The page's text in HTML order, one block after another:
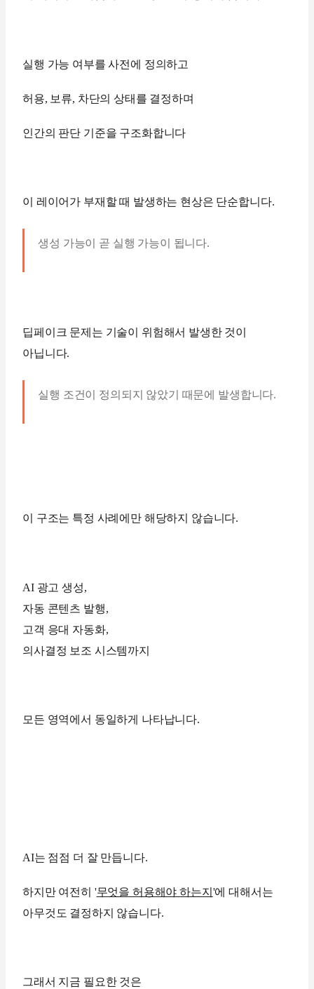
실행 가능 여부를 사전에 정의하고
허용, 보류, 차단의 상태를 결정하며
인간의 판단 기준을 구조화합니다
이 레이어가 부재할 때 발생하는 현상은 단순합니다.
생성 가능이 곧 실행 가능이 됩니다.
딥페이크 문제는 기술이 위험해서 발생한 것이
아닙니다.
실행 조건이 정의되지 않았기 때문에 발생합니다.
이 구조는 특정 사례에만 해당하지 않습니다.
AI 광고 생성,
자동 콘텐츠 발행,
고객 응대 자동화,
의사결정 보조 시스템까지
모든 영역에서 동일하게 나타납니다.
AI는 점점 더 잘 만듭니다.
하지만 여전히 '무엇을 허용해야 하는지 '에 대해서는
아무것도 결정하지 않습니다.
그래서 지금 필요한 것은